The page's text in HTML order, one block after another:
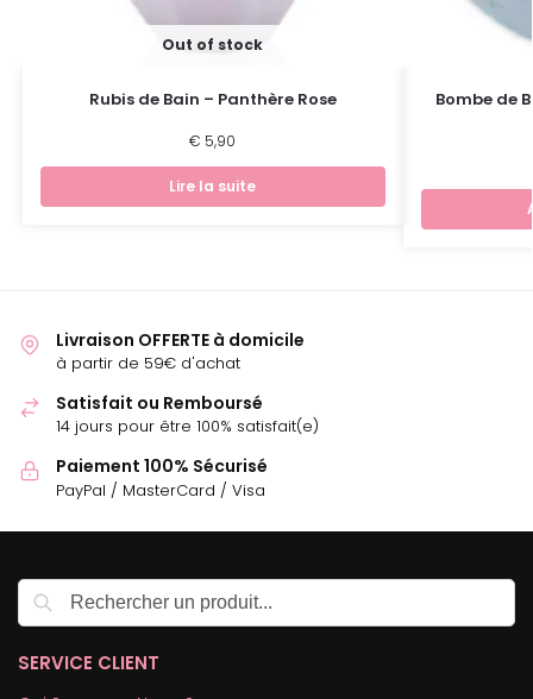
Out of stock
Rubis de Bain – Panthère Rose
€ 5,90
Lire la suite
Bombe de
Livraison OFFERTE à domicile
à partir de 59€ d'achat
Satisfait ou Remboursé
14 jours pour être 100% satisfait(e)
Paiement 100% Sécurisé
PayPal / MasterCard / Visa
SERVICE CLIENT